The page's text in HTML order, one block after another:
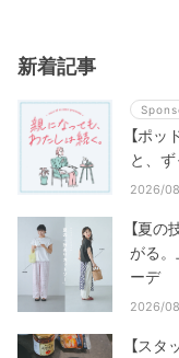
新着記事
【ポ
と、ず
2026/
【夏
がる
ーデ
2026/
【ス